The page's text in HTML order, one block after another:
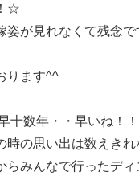
☆
が見れなくて残念で
ります^^
十数年・・早いね！！
時の思い出は数えき
らみんなで行ったディ